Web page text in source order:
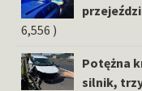
6,556 )
Potężna
silnik,